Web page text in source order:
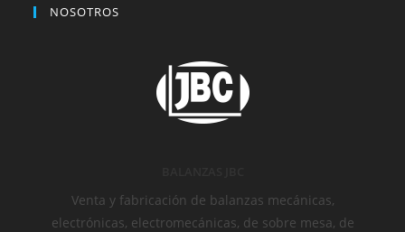
NOSOTROS
Venta y fabricación de balanzas mecánicas,
electrónicas, electromecánicas, de sobre mesa, de